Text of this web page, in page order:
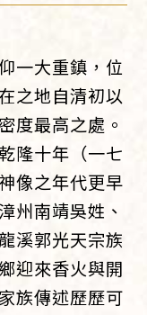
一大重鎮，位
之地自清初以
度最高之處。
隆十年（一七
像之年代更早
州南靖吳姓、
溪郭光天宗族
迎來香火與開
族傳述歷歷可